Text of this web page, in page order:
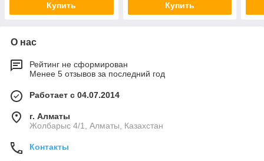
Купить Купить
О нас
Рейтинг не сформирован
Менее 5 отзывов за последний год
Работает с 04.07.2014
г. Алматы
Жолбарыс 4/1, Алматы, Казахстан
Контакты